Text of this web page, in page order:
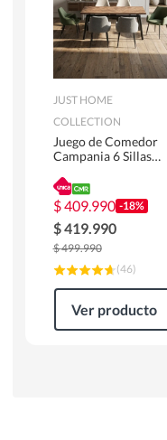
JUST HOME
COLLECTION
Juego de Comedor
Campania 6 Sillas
180 x 90 x 76 cm
Café
$409.990 -18%
$419.990
$499.990
(46)
Ver producto